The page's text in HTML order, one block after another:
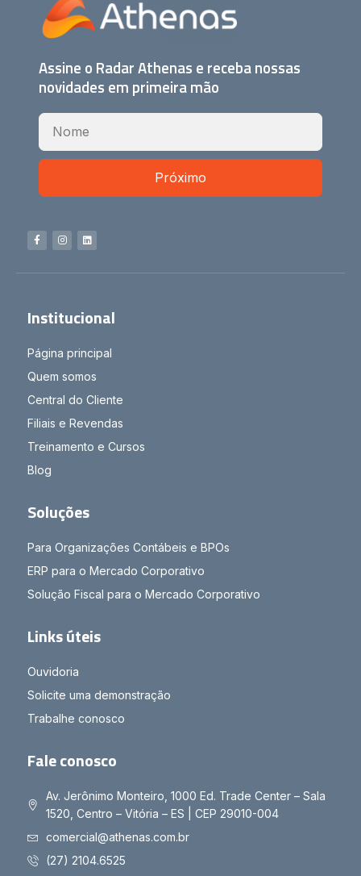
Assine o Radar Athenas e receba nossas
novidades em primeira mão
Próximo
Institucional
Página principal
Quem somos
Central do Cliente
Filiais e Revendas
Treinamento e Cursos
Blog
Soluções
Para Organizações Contábeis e BPOs
ERP para o Mercado Corporativo
Solução Fiscal para o Mercado Corporativo
Links úteis
Ouvidoria
Solicite uma demonstração
Trabalhe conosco
Fale conosco
Av. Jerônimo Monteiro, 1000 Ed. Trade Center – Sala
1520, Centro – Vitória – ES | CEP 29010-004
comercial@athenas.com.br
(27) 2104.6525